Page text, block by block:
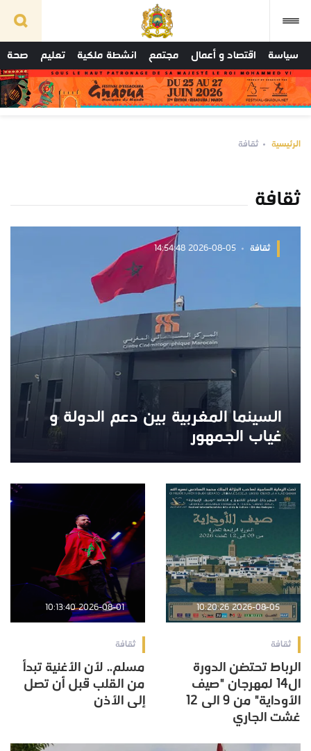
سياسة اقتصاد و أعمال مجتمع انشطة ملكية تعليم صحة
الرئيسية ثقافة
ثقافة
ثقافة 2026-08-05 14:54:48
السينما المغربية بين دعم الدولة و
غياب الجمهور
2026-08-05 10:20:26
ثقافة
الرباط تحتضن الدورة
ال14 لمهرجان "صيف
الأوداية" من 9 الى 12
غشت الجاري
2026-08-01 10:13:40
ثقافة
مسلم.. لأن الأغنية تبدأ
من القلب قبل أن تصل
إلى الأذن